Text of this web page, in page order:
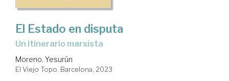
El Estado en disputa
un itinerario marxista
Moreno, Yesurún
El Viejo Topo. Barcelona, 2023